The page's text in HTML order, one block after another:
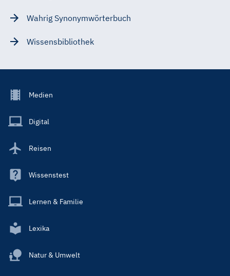
Wahrig Synonymwörterbuch
Wissensbibliothek
Footer
Main
Medien
Digital
Reisen
Wissenstest
Lernen & Familie
Lexika
Natur & Umwelt